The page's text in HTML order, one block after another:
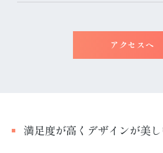
アクセスへ
満足度が高くデザインが美